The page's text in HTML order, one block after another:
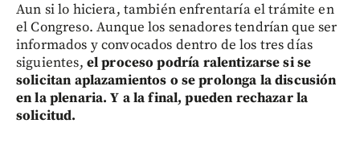
Aun si lo hiciera, también enfrentaría el trámite en
el Congreso. Aunque los senadores tendrían que ser
informados y convocados dentro de los tres días
siguientes, el proceso podría ralentizarse si se
solicitan aplazamientos o se prolonga la discusión
en la plenaria. Y a la final, pueden rechazar la
solicitud.